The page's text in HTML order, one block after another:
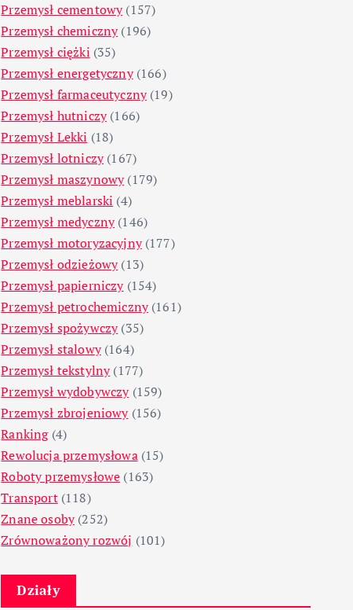
Przemysł cementowy(157)
Przemysł chemiczny(196)
Przemysł ciężki (35)
Przemysł energetyczny(166)
Przemysł farmaceutyczny(19)
Przemysł hutniczy(166)
Przemysł Lekki (18)
Przemysł lotniczy(167)
Przemysł maszynowy(179)
Przemysł meblarski (4)
Przemysł medyczny(146)
Przemysł motoryzacyjny(177)
Przemysł odzieżowy(13)
Przemysł papierniczy(154)
Przemysł petrochemiczny(161)
Przemysł spożywczy(35)
Przemysł stalowy(164)
Przemysł tekstylny(177)
Przemysł wydobywczy(159)
Przemysł zbrojeniowy(156)
Ranking(4)
Rewolucja przemysłowa(15)
Roboty przemysłowe (163)
Transport(118)
Znane osoby(252)
Zrównoważony rozwój (101)
Działy